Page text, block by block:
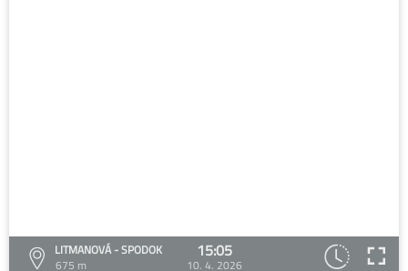
LITMANOVÁ - SPODOK
675 m
15:05
10. 4. 2026